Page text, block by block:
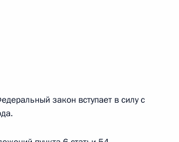
закон вступает в силу с